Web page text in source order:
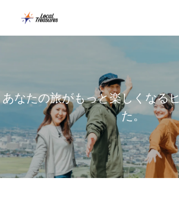
あなたの旅がもっと楽しく なるヒ
た。